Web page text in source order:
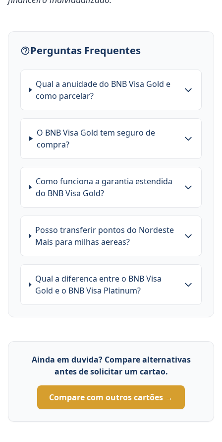
Perguntas Frequentes
Qual a anuidade do BNB Visa Gold e
como parcelar?
O BNB Visa Gold tem seguro de
compra?
Como funciona a garantia estendida
do BNB Visa Gold?
Posso transferir pontos do Nordeste
Mais para milhas aereas?
Qual a diferenca entre o BNB Visa
Gold e o BNB Visa Platinum?
Ainda em duvida? Compare alternativas
antes de solicitar um cartao.
Compare com outros cartões →